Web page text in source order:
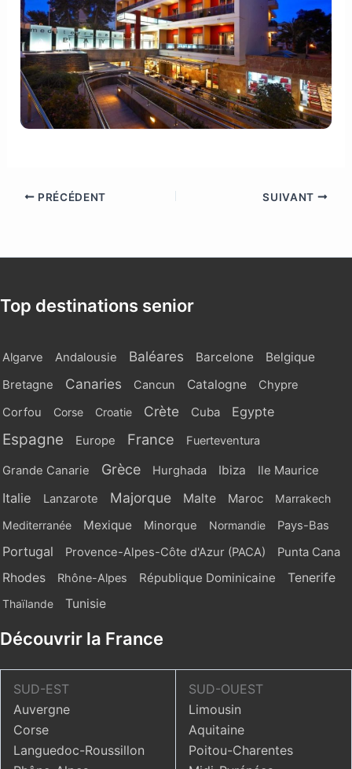
PRÉCÉDENT SUIVANT
Top destinations senior
Algarve Andalousie Baléares Barcelone Belgique
Bretagne Canaries Cancun Catalogne
Chypre
Corfou
Corse Croatie Crète Cuba Egypte
Espagne Europe France Fuerteventura
Grande Canarie Grèce Hurghada Ibiza Ile Maurice
Italie Lanzarote Majorque Malte Maroc
Marrakech
Mediterranée
Mexique Minorque Normandie Pays-Bas
Portugal Provence-Alpes-Côte d'Azur (PACA) Punta Cana
Rhodes Rhône-Alpes République Dominicaine Tenerife
Thaïlande Tunisie
Découvrir la France
SUD-EST
Auvergne
Corse
Languedoc-Roussillon
SUD-OUEST
Limousin
Aquitaine
Poitou-Charentes